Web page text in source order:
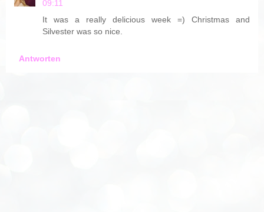
09:11
It was a really delicious week =) Christmas and
Silvester was so nice.
Antworten